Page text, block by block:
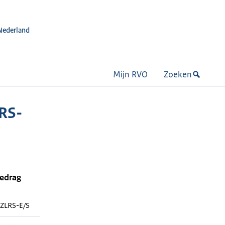
Mijn RVO Zoeken
E/S